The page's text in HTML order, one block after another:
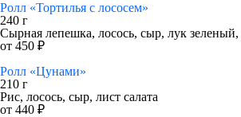
Ролл «Тортилья с лососем»
240 г
Сырная лепешка, лосось, сыр, лук зеленый,
от 450 ₽
Ролл «Цунами»
210 г
Рис, лосось, сыр, лист салата
от 440 ₽